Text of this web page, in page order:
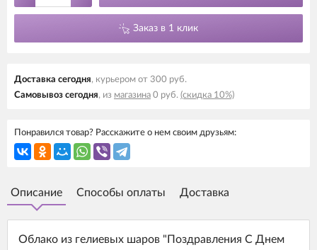
Заказ в 1 клик
Доставка cегодня, курьером от 300 руб.
Самовывоз cегодня, из магазина 0 руб. (скидка 10%)
Понравился товар? Расскажите о нем своим друзьям:
Описание Способы оплаты Доставка
Облако из гелиевых шаров "Поздравления С Днем